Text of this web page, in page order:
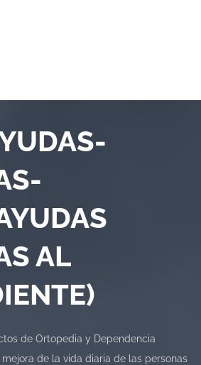
AL
de Ortopedia y Dependencia
de la vida diaria de las personas